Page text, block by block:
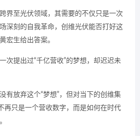
界至光伏领域，其需要的不仅只是一次
深刻的自我革命，创维光伏能否打好这
宏生给出答案。
次提出过“千亿营收”的梦想，却迟迟未
有放弃这个“梦想”，但对当下的创维集
再只是一个营收数字，而是如何在时代